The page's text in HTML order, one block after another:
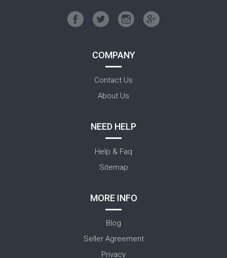
COMPANY
Contact Us
About Us
NEED HELP
Help & Faq
Sitemap
MORE INFO
Blog
Seller Agreement
Privacy